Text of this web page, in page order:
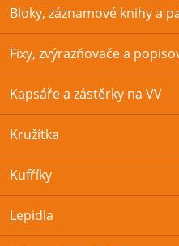
Bloky, záznamové knihy a
Fixy, zvýrazňovače a
Kapsáře a zástěrky na VV
Kružítka
Kufříky
Lepidla